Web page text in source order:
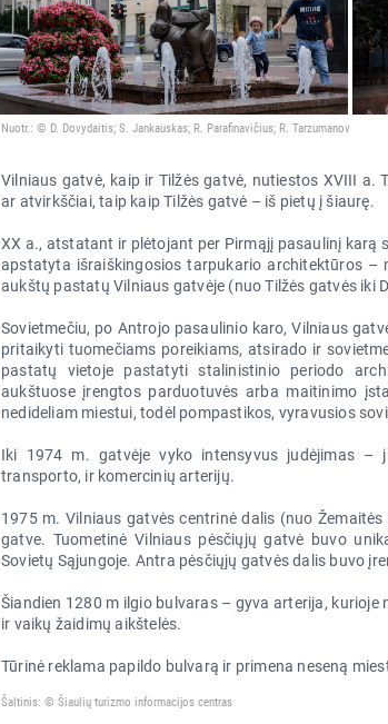
Nuotr.: © D. Dovydaitis; S. Jankauskas; R. Parafinavičius; R. Tarzumanov
Vilniaus gatvė, kaip ir Tilžės gatvė, nutiestos XVIII
ar atvirkščiai, taip kaip Tilžės gatvė – iš pietų į šiaurę.
XX a., atstatant ir plėtojant per Pirmąjį pasaulinį karą
apstatyta išraiškingosios tarpukario architektūros –
aukštų pastatų Vilniaus gatvėje (nuo Tilžės gatvės iki
Sovietmečiu, po Antrojo pasaulinio karo, Vilniaus
pritaikyti tuomečiams poreikiams, atsirado ir
pastatų vietoje pastatyti stalinistinio periodo
aukštuose įrengtos parduotuvės arba maitinimo
nedideliam miestui, todėl pompastikos, vyravusios
Iki 1974 m. gatvėje vyko intensyvus judėjimas –
transporto, ir komercinių arterijų.
1975 m. Vilniaus gatvės centrinė dalis (nuo
gatve. Tuometinė Vilniaus pėsčiųjų gatvė buvo
Sovietų Sąjungoje. Antra pėsčiųjų gatvės dalis buvo
Šiandien 1280 m ilgio bulvaras – gyva arterija,
ir vaikų žaidimų aikštelės.
Tūrinė reklama papildo bulvarą ir primena neseną
Šaltinis: © Šiaulių turizmo informacijos centras